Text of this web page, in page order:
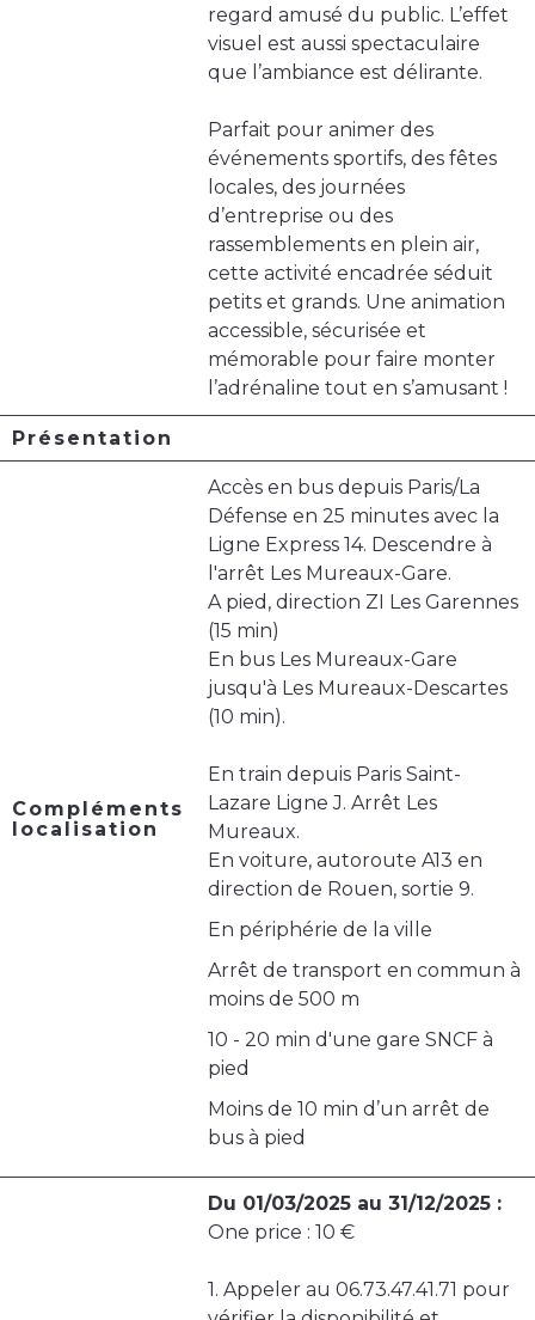
regard amusé du public. L’effet
visuel est aussi spectaculaire
que l’ambiance est délirante.
Parfait pour animer des
événements sportifs, des fêtes
locales, des journées
d’entreprise ou des
rassemblements en plein air,
cette activité encadrée séduit
petits et grands. Une animation
accessible, sécurisée et
mémorable pour faire monter
l’adrénaline tout en s’amusant !
Présentation
Compléments
localisation
Accès en bus depuis Paris/La
Défense en 25 minutes avec la
Ligne Express 14. Descendre à
l'arrêt Les Mureaux-Gare.
A pied, direction ZI Les Garennes
(15 min)
En bus Les Mureaux-Gare
jusqu'à Les Mureaux-Descartes
(10 min).
En train depuis Paris Saint-
Lazare Ligne J. Arrêt Les
Mureaux.
En voiture, autoroute A13 en
direction de Rouen, sortie 9.
En périphérie de la ville
Arrêt de transport en commun à
moins de 500 m
10 - 20 min d'une gare SNCF à
pied
Moins de 10 min d’un arrêt de
bus à pied
Du 01/03/2025 au 31/12/2025 :
One price : 10 €
1. Appeler au 06.73.47.41.71 pour